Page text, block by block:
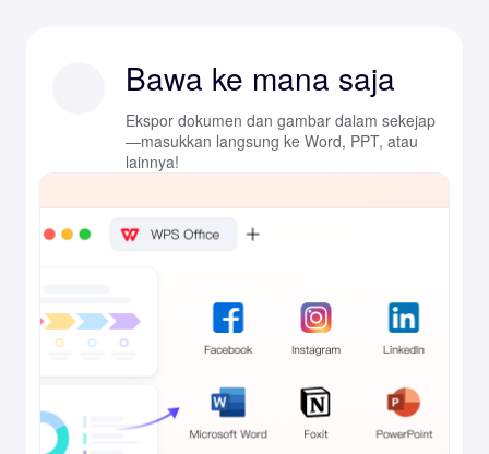
Bawa ke mana saja
Ekspor dokumen dan gambar dalam sekejap
—masukkan langsung ke Word, PPT, atau
lainnya!